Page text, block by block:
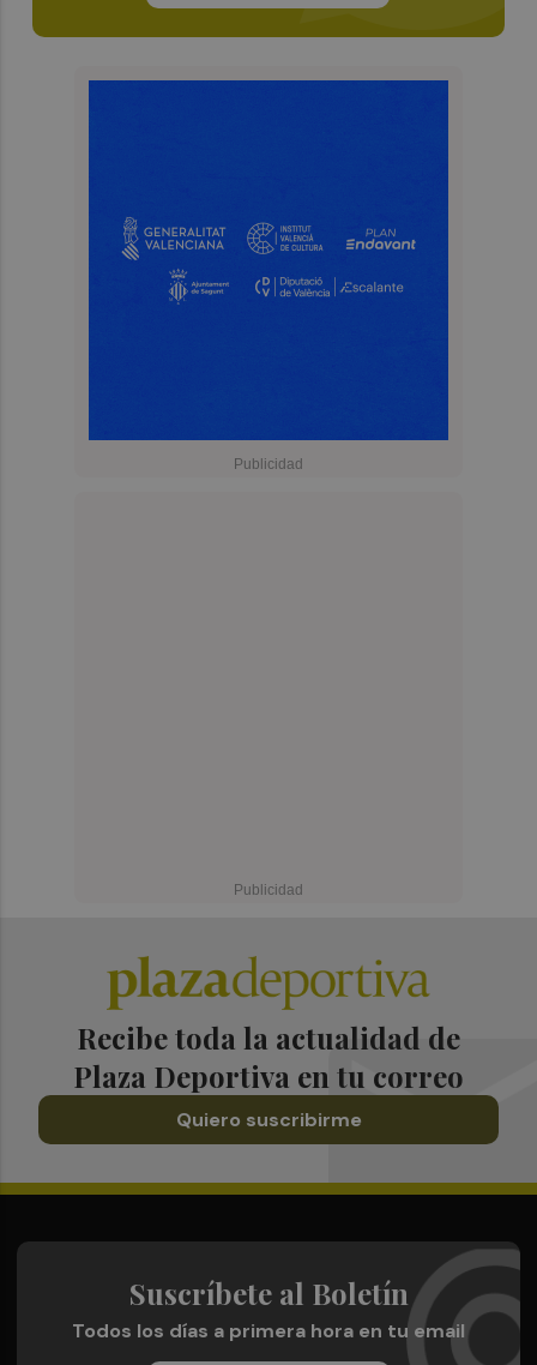
Recibe toda la actualidad de
Plaza Deportiva en tu correo
Quiero suscribirme
Suscríbete al Boletín
Todos los días a primera hora en tu email